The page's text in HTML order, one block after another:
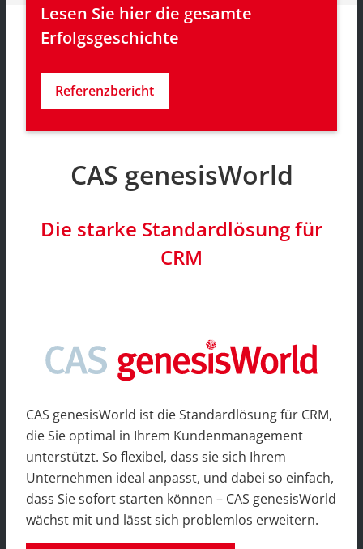
Lesen Sie hier die gesamte
Erfolgsgeschichte
Referenzbericht
CAS genesisWorld
Die starke Standardlösung für
CRM
CAS genesisWorld ist die Standardlösung für CRM,
die Sie optimal in Ihrem Kundenmanagement
unterstützt. So flexibel, dass sie sich Ihrem
Unternehmen ideal anpasst, und dabei so einfach,
dass Sie sofort starten können – CAS genesisWorld
wächst mit und lässt sich problemlos erweitern.